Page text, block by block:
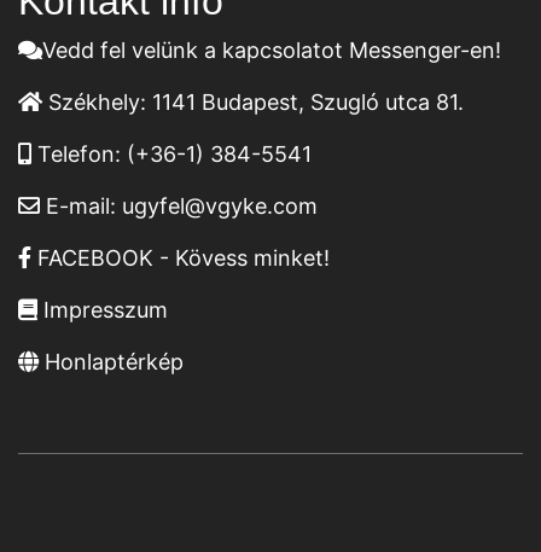
Vedd fel velünk a kapcsolatot Messenger-en!
Székhely: 1141 Budapest, Szugló utca 81.
Telefon: (+36-1) 384-5541
E-mail: ugyfel@vgyke.com
FACEBOOK - Kövess minket!
Impresszum
Honlaptérkép